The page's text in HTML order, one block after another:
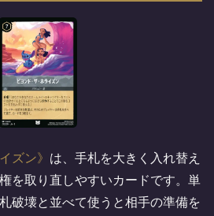
ズン
は、手札を大きく入れ替え
を取り直しやすいカードです。単
破壊と並べて使うと相手の準備を